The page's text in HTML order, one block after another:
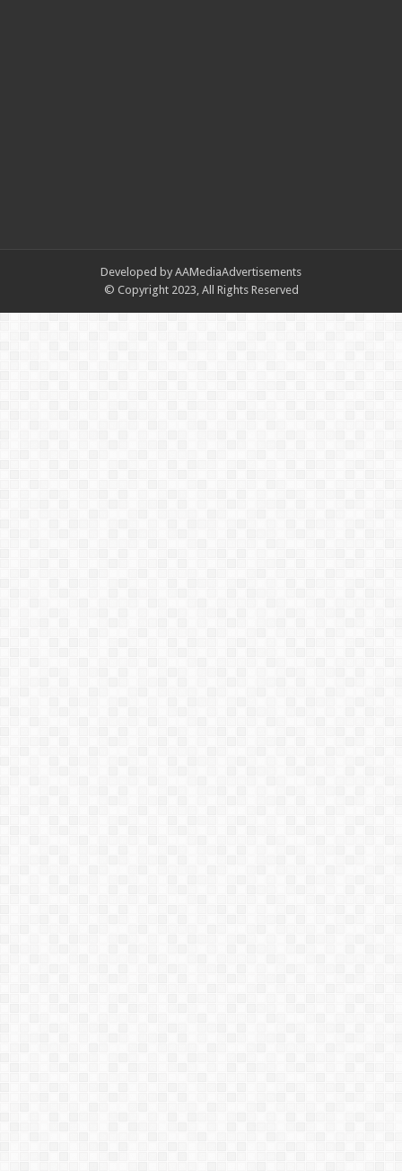
Developed by AAMediaAdvertisements
© Copyright 2023, All Rights Reserved